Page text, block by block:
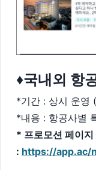
♦국내외 항
*기간 : 상시 운영
*내용 : 항공사별
* 프로모션 페이지
: https://app.ac/